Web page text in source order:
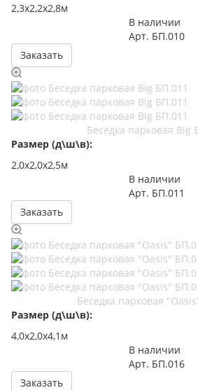
2,3х2,2х2,8м
В наличии
Арт. БП.010
Заказать
Беседка парковая Big
Размер (д\ш\в):
2,0х2,0х2,5м
В наличии
Арт. БП.011
Заказать
Беседка парковая
Размер (д\ш\в):
4,0x2,0x4,1м
В наличии
Арт. БП.016
Заказать